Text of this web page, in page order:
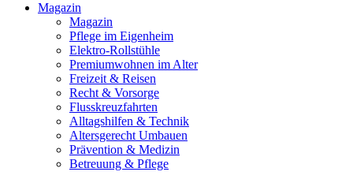
Magazin
Magazin
Pflege im Eigenheim
Elektro-Rollstühle
Premiumwohnen im Alter
Freizeit & Reisen
Recht & Vorsorge
Flusskreuzfahrten
Alltagshilfen & Technik
Altersgerecht Umbauen
Prävention & Medizin
Betreuung & Pflege